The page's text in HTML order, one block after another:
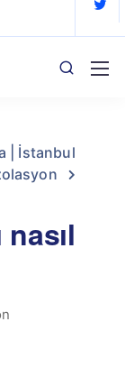
| İstanbul